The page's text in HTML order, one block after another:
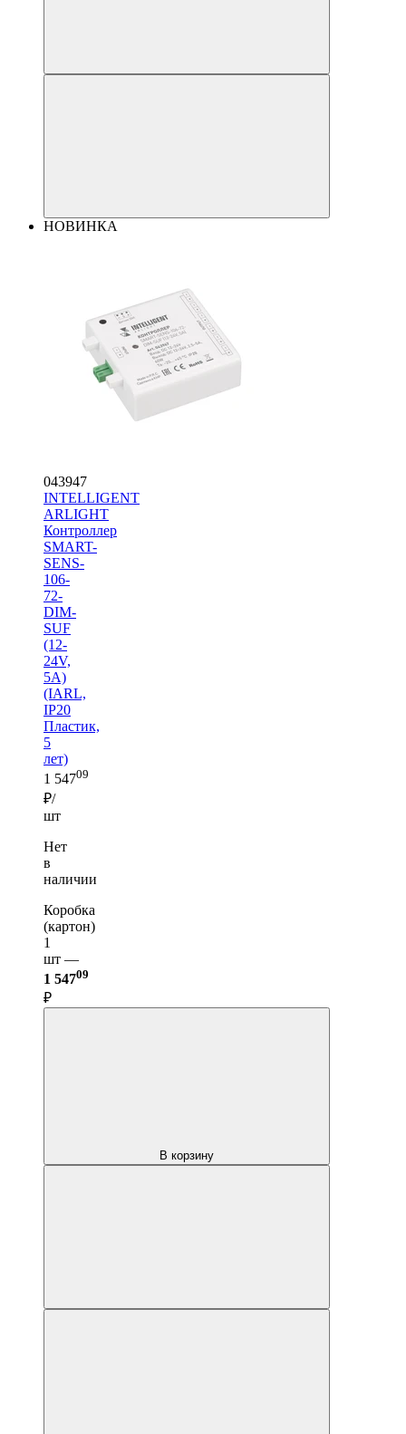
НОВИНКА
043947
INTELLIGENT
ARLIGHT
Контроллер
SMART-
SENS-
106-
72-
DIM-
SUF
(12-
24V,
5A)
(IARL,
IP20
Пластик,
5
лет)
1 54709
₽/
шт
Нет
в
наличии
Коробка
(картон)
1
шт —
1 54709
₽
В корзину